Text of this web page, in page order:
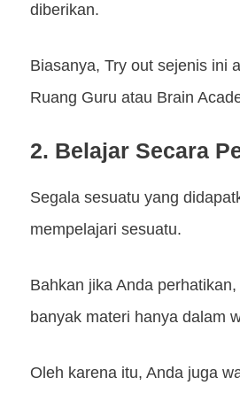
diberikan.
Biasanya, Try out sejenis ini
Ruang Guru atau Brain
2. Belajar Secara
Segala sesuatu yang
mempelajari sesuatu.
Bahkan jika Anda
banyak materi hanya dalam
Oleh karena itu, Anda juga